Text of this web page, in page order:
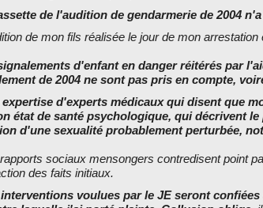
de l'audition de gendarmerie de 2004
de mon fils réalisée le jour de mon
d'enfant en danger réitérés par
de 2004 ne sont pas pris en compte,
expertise d'experts médicaux qui disent que
état de santé psychologique, qui décrivent
d'une sexualité probablement perturbée,
sociaux mensongers contredisent point
des faits initiaux.
voulues par le JE seront